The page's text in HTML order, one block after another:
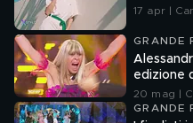
17 apr |
GRANDE
edizione
20 mag |
GRANDE